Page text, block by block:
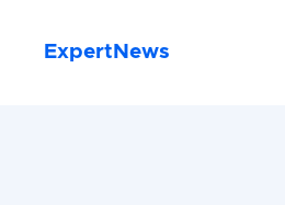
ExpertNews